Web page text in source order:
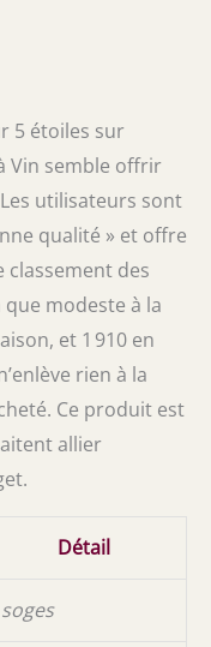
5 étoiles sur
Vin semble offrir
utilisateurs sont
qualité » et offre
classement des
que modeste à la
et 1 910 en
rien à la
Ce produit est
allier
Détail
soges